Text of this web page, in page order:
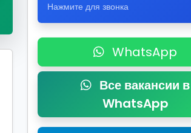
Нажмите для звонка
WhatsApp
Все вакансии в
WhatsApp